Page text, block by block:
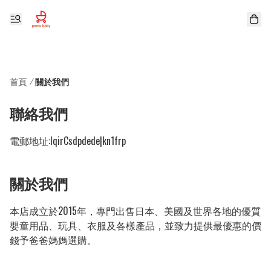
首頁 /關於我們
聯絡我們
電郵地址:lqirCsdpdede|kn1frp
關於我們
本店成立於2015年，專門出售日本、美國及世界各地的優質
嬰童用品、玩具、衣服及各樣產品，並致力提供最優惠的價
錢予爸爸媽媽選購。